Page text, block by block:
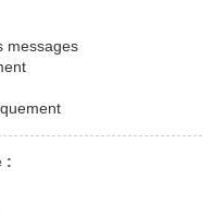
messages
: